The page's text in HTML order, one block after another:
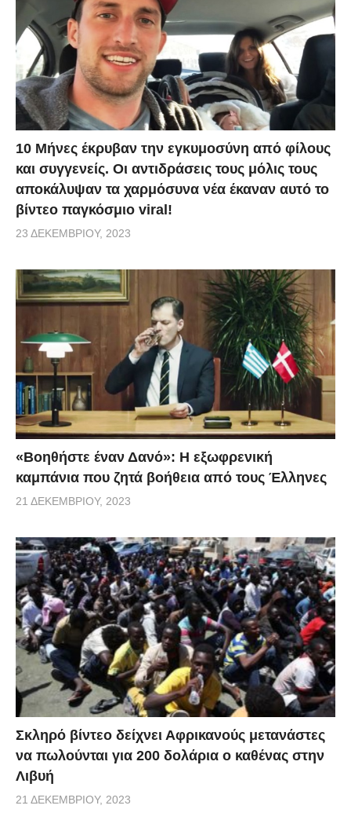
10 Μήνες έκρυβαν την εγκυμοσύνη από φίλους
και συγγενείς. Οι αντιδράσεις τους μόλις τους
αποκάλυψαν τα χαρμόσυνα νέα έκαναν αυτό το
βίντεο παγκόσμιο viral!
23 ΔΕΚΕΜΒΡΊΟΥ, 2023
«Βοηθήστε έναν Δανό»: H εξωφρενική
καμπάνια που ζητά βοήθεια από τους Έλληνες
21 ΔΕΚΕΜΒΡΊΟΥ, 2023
Σκληρό βίντεο δείχνει Αφρικανούς μετανάστες
να πωλούνται για 200 δολάρια ο καθένας στην
Λιβυή
21 ΔΕΚΕΜΒΡΊΟΥ, 2023